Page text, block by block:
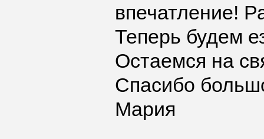
впечатление!
Теперь будем
Остаемся на
Спасибо
Мария